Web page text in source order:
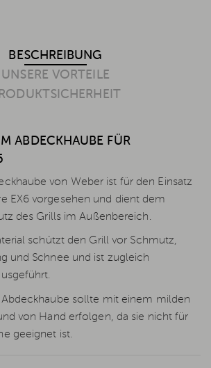
BESCHREIBUNG
UNSERE VORTEILE
ABDECKHAUBE FÜR
von Weber ist für den Einsatz
EX6 vorgesehen und dient dem
des Grills im Außenbereich.
schützt den Grill vor Schmutz,
und Schnee und ist zugleich
Abdeckhaube sollte mit einem milden
von Hand erfolgen, da sie nicht für
geeignet ist.